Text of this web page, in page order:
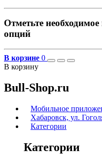
Отметьте
опций
В корзине 0
В корзину
Bull-Shop.ru
Мобильное
Хабаровск, ул.
Категории
Категории